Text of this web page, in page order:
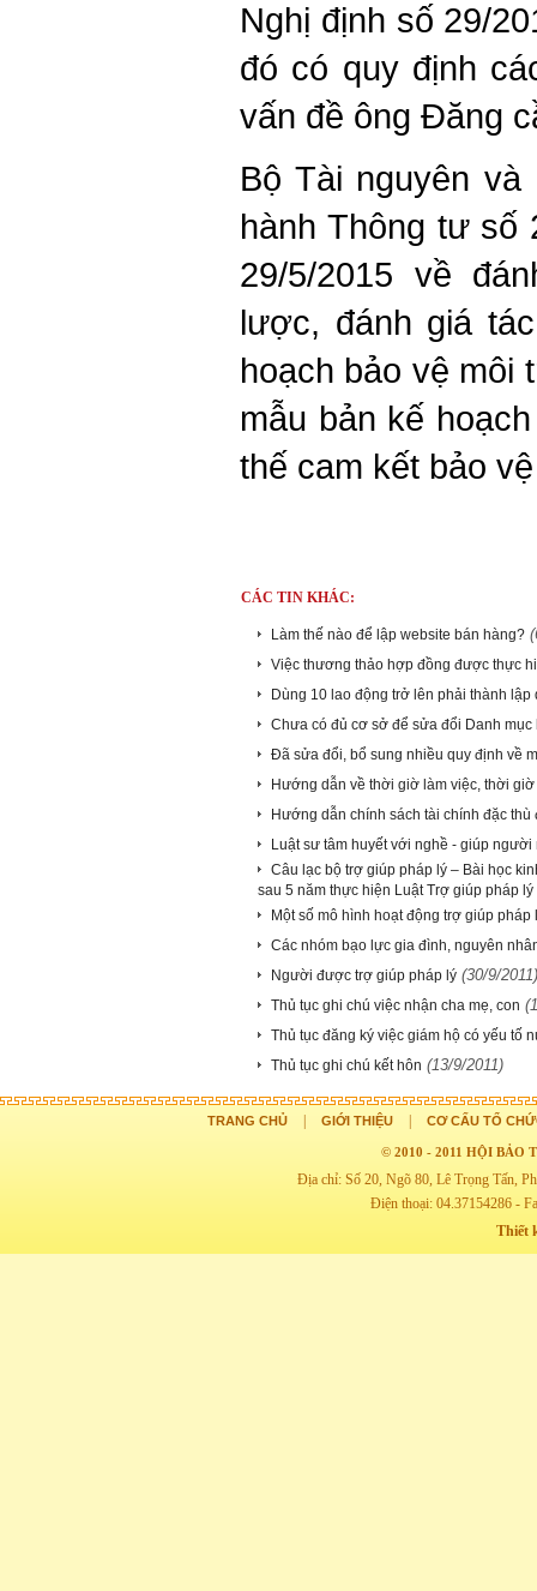
Nghị định số 29/
đó có quy định
vấn đề ông Đăng
Bộ Tài nguyên
hành Thông tư số
29/5/2015 về
lược, đánh giá
hoạch bảo vệ môi
mẫu bản kế
thế cam kết bảo
CÁC TIN KHÁC:
Làm thế nào để lập website bán hàng?
Việc thương thảo hợp đồng được thực
Dùng 10 lao động trở lên phải thành lập
Chưa có đủ cơ sở để sửa đổi Danh mục
Đã sửa đổi, bổ sung nhiều quy định về
Hướng dẫn về thời giờ làm việc, thời
Hướng dẫn chính sách tài chính đặc
Luật sư tâm huyết với nghề - giúp người
Câu lạc bộ trợ giúp pháp lý – Bài học
sau 5 năm thực hiện Luật Trợ giúp pháp lý
Một số mô hình hoạt động trợ giúp pháp
Các nhóm bạo lực gia đình, nguyên
Người được trợ giúp pháp lý (30/9/2011)
Thủ tục ghi chú việc nhận cha mẹ, con
Thủ tục đăng ký việc giám hộ có yếu tố
Thủ tục ghi chú kết hôn (13/9/2011)
TRANG CHỦ GIỚI THIỆU CƠ CẤU TỔ
© 2010 - 2011 HỘI BẢO
Địa chỉ: Số 20, Ngõ 80, Lê Trọng Tấn,
Điện thoại: 04.37154286 -
Thiết